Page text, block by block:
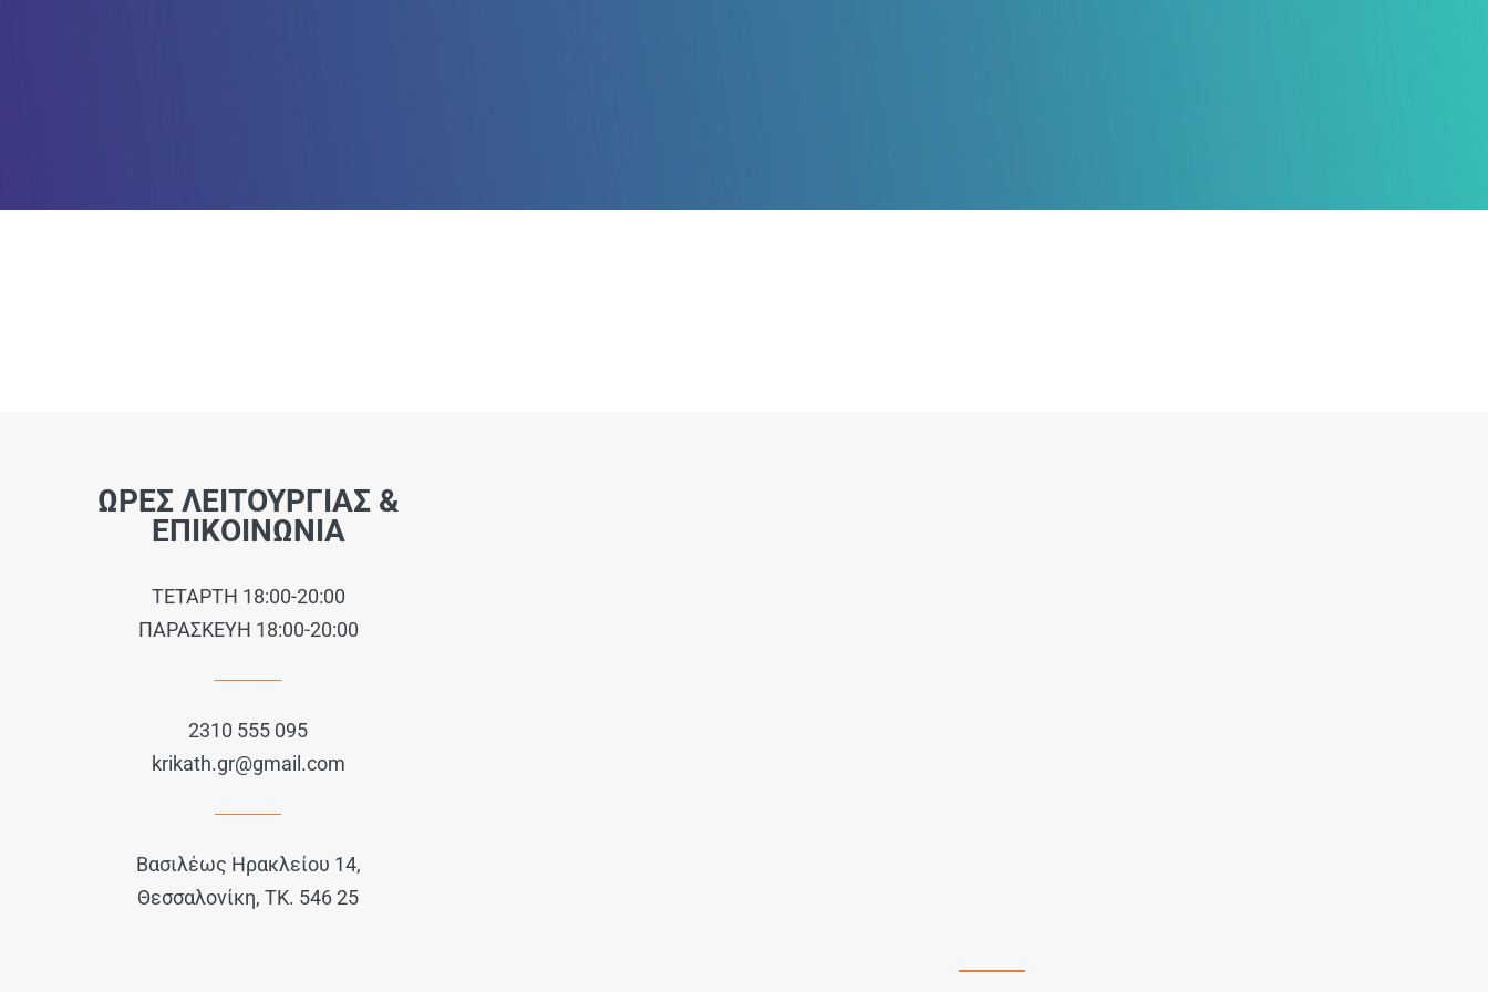
ΩΡΕΣ ΛΕΙΤΟΥΡΓΙΑΣ &
ΕΠΙΚΟΙΝΩΝΙΑ
ΤΕΤΑΡΤΗ 18:00-20:00
ΠΑΡΑΣΚΕΥΗ 18:00-20:00
2310 555 095
krikath.gr@gmail.com
Βασιλέως Ηρακλείου 14,
Θεσσαλονίκη, ΤΚ. 546 25